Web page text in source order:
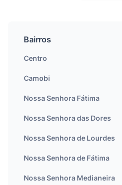
Bairros
Centro
Camobi
Nossa Senhora Fátima
Nossa Senhora das Dores
Nossa Senhora de Lourdes
Nossa Senhora de Fátima
Nossa Senhora Medianeira